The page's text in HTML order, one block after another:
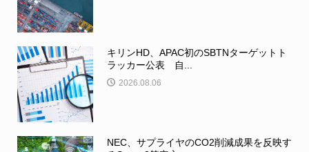
キリンHD、APAC初のSBTNターゲットト
ラッカー公表 自...
2026.08.06
NEC、サプライヤのCO2削減成果を反映す